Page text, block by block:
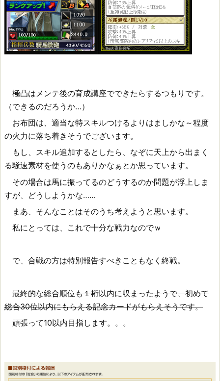
極凸はメンテ後の育成講座でできたらするつもりです。
（できるのだろうか…）
お布団は、適当な特スキルつけるよりはましかな～程度
の火力に落ち着きそうでございます。
もし、スキル追加するとしたら、なぞに天上から出まく
る騒速素材を使うのもありかなぁとか思っています。
その場合は馬に振ってるのどうするのか問題が浮上しま
すが、どうしようかな……
まあ、そんなことはそのうち考えようと思います。
私にとっては、これで十分な戦力なのでｗ
で、合戦の方は特別報告すべきこともなく終戦。
最終的な総合順位も１桁以内に収まったようで、初めて
総合30位以内にもらえる記念カードがもらえそうです。
頑張って10以内目指します。。。